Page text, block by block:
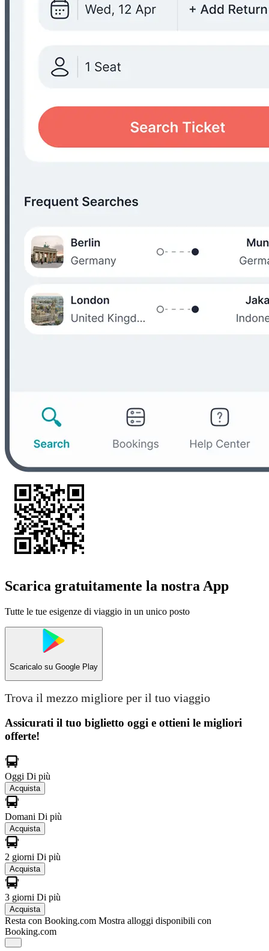
Scarica gratuitamente la nostra App
Tutte le tue esigenze di viaggio in un unico posto
Scaricalo su Google Play
Trova il mezzo migliore per il tuo viaggio
Assicurati il ​​tuo biglietto oggi e ottieni le migliori
offerte!
Oggi Di più
Acquista
Domani Di più
Acquista
2 giorni Di più
Acquista
3 giorni Di più
Acquista
Resta con Booking.com Mostra alloggi disponibili con
Booking.com